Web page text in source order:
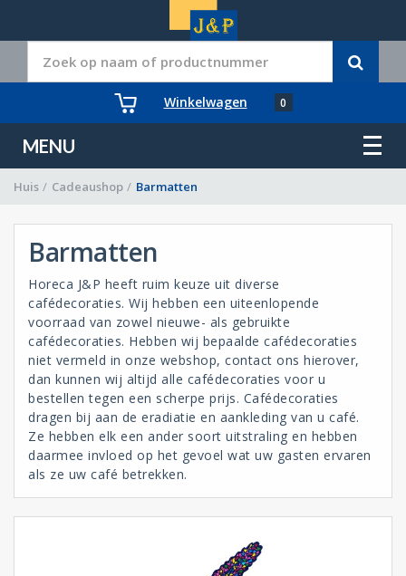
Winkelwagen 0
MENU
Huis / Cadeaushop / Barmatten
Barmatten
Horeca J&P heeft ruim keuze uit diverse
cafédecoraties. Wij hebben een uiteenlopende
voorraad van zowel nieuwe- als gebruikte
cafédecoraties. Hebben wij bepaalde cafédecoraties
niet vermeld in onze webshop, contact ons hierover,
dan kunnen wij altijd alle cafédecoraties voor u
bestellen tegen een scherpe prijs. Cafédecoraties
dragen bij aan de eradiatie en aankleding van u café.
Ze hebben elk een ander soort uitstraling en hebben
daarmee invloed op het gevoel wat uw gasten ervaren
als ze uw café betrekken.